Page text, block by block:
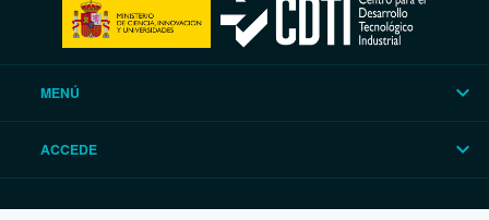
MENÚ
ACCEDE